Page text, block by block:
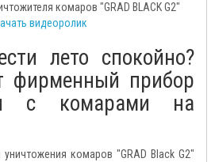
комаров "GRAD BLACK G2"
видеоролик
лето спокойно?
фирменный прибор
с комарами на
комаров "GRAD Black G2"